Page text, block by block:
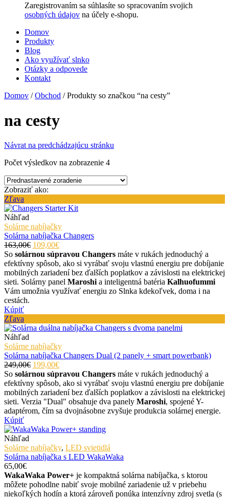
Zaregistrovaním sa súhlasíte so spracovaním svojich
osobných údajov na účely e-shopu.
Domov
Produkty
Blog
Ako využívať slnko
Otázky a odpovede
Kontakt
Domov / Obchod /Produkty so značkou “na cesty”
na cesty
Návrat na predchádzajúcu stránku
Počet výsledkov na zobrazenie 4
Zobraziť ako:
Zľava
Náhľad
Solárne nabíjačky
Solárna nabíjačka Changers
163,00€ 109,00€
So solárnou súpravou Changers máte v rukách jednoduchý a
efektívny spôsob, ako si vyrábať svoju vlastnú energiu pre dobíjanie
mobilných zariadení bez ďalších poplatkov a závislosti na elektrickej
sieti. Solárny panel Maroshia inteligentná batéria Kalhuofummi
Vám umožnia využívať energiu zo Slnka kdekoľvek, doma i na
cestách.
Kúpiť
Zľava
Náhľad
Solárne nabíjačky
Solárna nabíjačka Changers Dual (2 panely + smart powerbank)
249,00€ 199,00€
So solárnou súpravou Changers máte v rukách jednoduchý a
efektívny spôsob, ako si vyrábať svoju vlastnú energiu pre dobíjanie
mobilných zariadení bez ďalších poplatkov a závislosti na elektrickej
sieti. Verzia "Dual" obsahuje dva panely Maroshi, spojené Y-
adaptérom, čím sa dvojnásobne zvyšuje produkcia solárnej energie.
Kúpiť
Náhľad
Solárne nabíjačky, LED svietidlá
Solárna nabíjačka s LED WakaWaka
65,00€
WakaWaka Power+ je kompaktná solárna nabíjačka, s ktorou
môžete pohodlne nabiť svoje mobilné zariadenie už v priebehu
niekoľkých hodín a ktorá zároveň ponúka intenzívny zdroj svetla (s